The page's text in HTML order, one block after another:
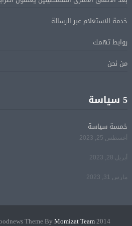
قاسية
الكامل مع اليونان في مواجهة تداعيات حرائق
الرئيس السيسى يستقبل ملك البحرين فى
فى زيارة لتعزيز أواصر الأخوة الراسخة بين
الشقيقين
مي سليم: سعيدة بالعودة الى الكوميديا
خدمة الاستعلام عبر الرسالة
روابط تهمك
من نحن
5 سياسة
خمسة سياسة
أغسطس 25, 2023
أبريل 28, 2023
مارس 31, 2023
2014 Powered By Wordpress, Goodnews Theme By
Momizat Team